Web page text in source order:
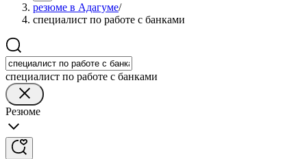
резюме в Адагуме/
специалист по работе с банками
специалист по работе с банками
Резюме